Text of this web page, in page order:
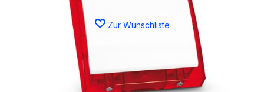
Zur Wunschliste